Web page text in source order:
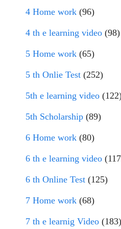
4 Home work (96)
4 th e learning video (98)
5 Home work (65)
5 th Onlie Test (252)
5th e learning video
5th Scholarship (89)
6 Home work (80)
6 th e learning video
6 th Online Test (125)
7 Home work (68)
7 th e learnig Video (183)